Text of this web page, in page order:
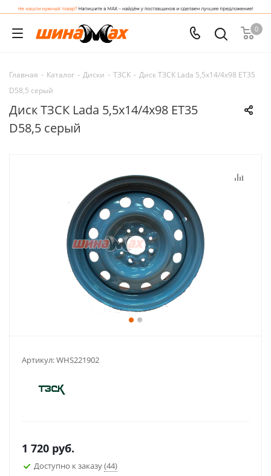
0
Главная - Каталог - Диски - ТЗСК - Диск ТЗСК Lada 5,5x14/4x98 ET35
D58,5 серый
Диск ТЗСК Lada 5,5x14/4x98 ET35
D58,5 серый
Артикул:WHS221902
1 720 руб.
Доступно к заказу(44)